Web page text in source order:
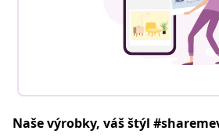
Naše výrobky, váš štýl